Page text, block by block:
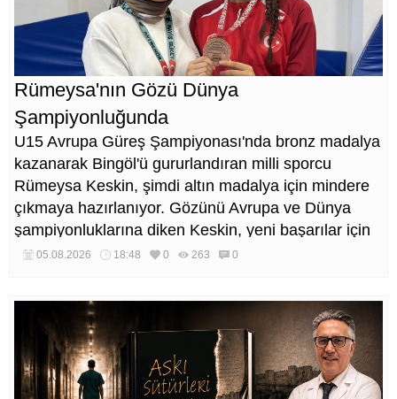
Rümeysa'nın Gözü Dünya
Şampiyonluğunda
U15 Avrupa Güreş Şampiyonası'nda bronz madalya
kazanarak Bingöl'ü gururlandıran milli sporcu
Rümeysa Keskin, şimdi altın madalya için mindere
çıkmaya hazırlanıyor. Gözünü Avrupa ve Dünya
şampiyonluklarına diken Keskin, yeni başarılar için
çalışmalarını sürdürüyor.
05.08.2026 18:48 0 263 0